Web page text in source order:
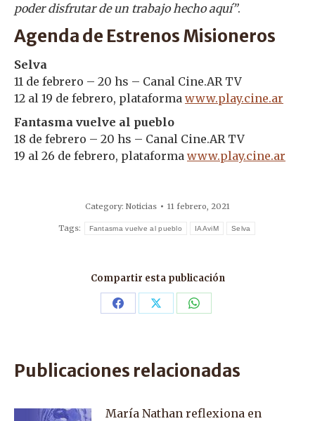
poder disfrutar de un trabajo hecho aquí”.
Agenda de Estrenos Misioneros
Selva
11 de febrero – 20 hs – Canal Cine.AR TV
12 al 19 de febrero, plataforma www.play.cine.ar
Fantasma vuelve al pueblo
18 de febrero – 20 hs – Canal Cine.AR TV
19 al 26 de febrero, plataforma www.play.cine.ar
Category: Noticias 11 febrero, 2021
Tags: Fantasma vuelve al pueblo IAAviM Selva
Compartir esta publicación
Share Share Share
Publicaciones relacionadas
María Nathan reflexiona en